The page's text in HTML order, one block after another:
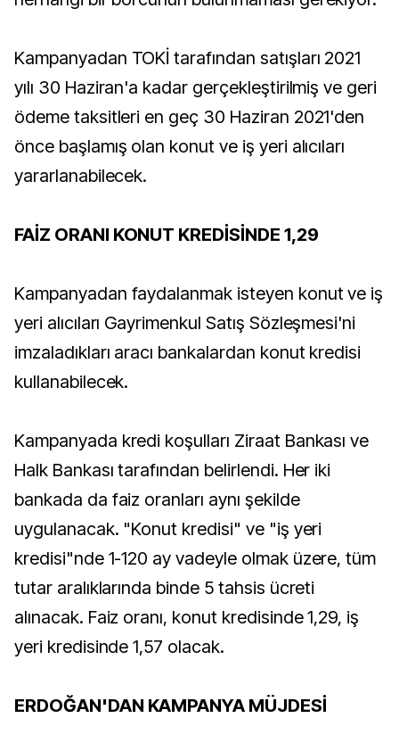
Kampanyadan TOKİ tarafından satışları 2021
yılı 30 Haziran'a kadar gerçekleştirilmiş ve geri
ödeme taksitleri en geç 30 Haziran 2021'den
önce başlamış olan konut ve iş yeri alıcıları
yararlanabilecek.
FAİZ ORANI KONUT KREDİSİNDE 1,29
Kampanyadan faydalanmak isteyen konut ve iş
yeri alıcıları Gayrimenkul Satış Sözleşmesi'ni
imzaladıkları aracı bankalardan konut kredisi
kullanabilecek.
Kampanyada kredi koşulları Ziraat Bankası ve
Halk Bankası tarafından belirlendi. Her iki
bankada da faiz oranları aynı şekilde
uygulanacak. "Konut kredisi" ve "iş yeri
kredisi"nde 1-120 ay vadeyle olmak üzere, tüm
tutar aralıklarında binde 5 tahsis ücreti
alınacak. Faiz oranı, konut kredisinde 1,29, iş
yeri kredisinde 1,57 olacak.
ERDOĞAN'DAN KAMPANYA MÜJDESİ